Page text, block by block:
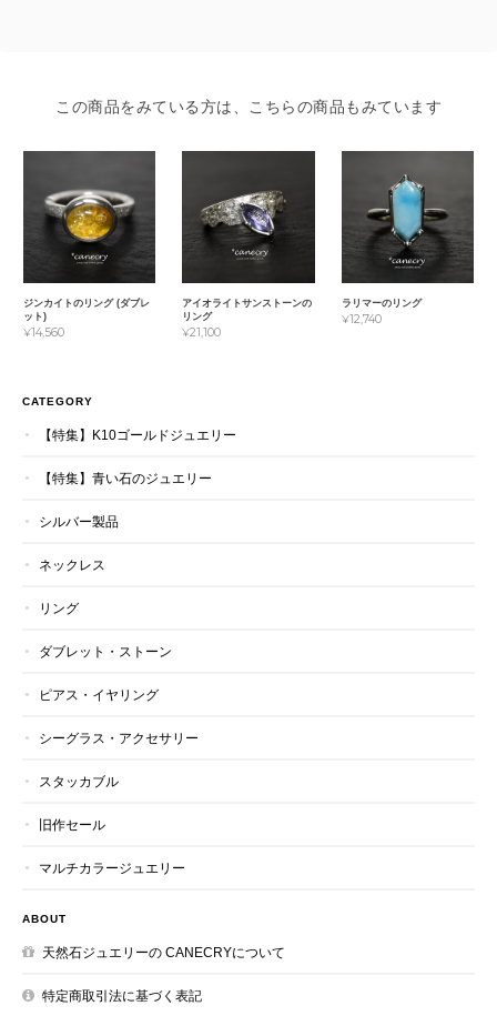
この商品をみている方は、こちらの商品もみています
ジンカイトのリング (ダブレ
ット)
¥14,560
アイオライトサンストーンの
リング
¥21,100
ラリマーのリング
¥12,740
CATEGORY
【特集】K10ゴールドジュエリー
【特集】青い石のジュエリー
シルバー製品
ネックレス
リング
ダブレット・ストーン
ピアス・イヤリング
シーグラス・アクセサリー
スタッカブル
旧作セール
マルチカラージュエリー
ABOUT
天然石ジュエリーの CANECRYについて
特定商取引法に基づく表記